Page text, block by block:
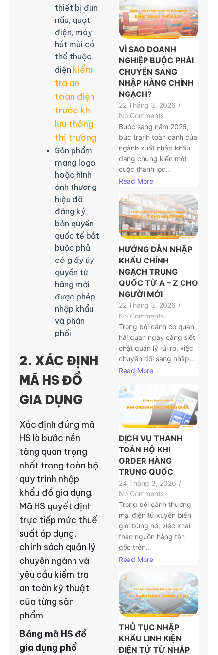
thiết bị đun
nấu, quạt
điện, máy
hút mùi có
thể thuộc
diện kiểm
tra an
toàn điện
trước khi
lưu thông
thị trường
Sản phẩm
mang logo
hoặc hình
ảnh thương
hiệu đã
đăng ký
bản quyền
quốc tế bắt
buộc phải
có giấy ủy
quyền từ
hãng mới
được phép
nhập khẩu
và phân
phối
2. XÁC ĐỊNH
MÃ HS ĐỒ
GIA DỤNG
Xác định đúng mã
HS là bước nền
tảng quan trọng
nhất trong toàn bộ
quy trình nhập
khẩu đồ gia dụng.
Mã HS quyết định
trực tiếp mức thuế
suất áp dụng,
chính sách quản lý
chuyên ngành và
yêu cầu kiểm tra
an toàn kỹ thuật
của từng sản
phẩm.
Bảng mã HS đồ
gia dụng phổ
VÌ SAO DOANH
NGHIỆP BUỘC PHẢI
CHUYỂN SANG
NHẬP HÀNG CHÍNH
NGẠCH?
22 Tháng 3, 2026 /
No Comments
Bước sang năm 2026,
bức tranh toàn cảnh của
ngành xuất nhập khẩu
đang chứng kiến một
cuộc thanh lọc…
Read More
HƯỚNG DẪN NHẬP
KHẨU CHÍNH
NGẠCH TRUNG
QUỐC TỪ A – Z CHO
NGƯỜI MỚI
22 Tháng 3, 2026 /
No Comments
Trong bối cảnh cơ quan
hải quan ngày càng siết
chặt quản lý rủi ro, việc
chuyển đổi sang nhập…
Read More
DỊCH VỤ THANH
TOÁN HỘ KHI
ORDER HÀNG
TRUNG QUỐC
24 Tháng 3, 2026 /
No Comments
Trong bối cảnh thương
mại điện tử xuyên biên
giới bùng nổ, việc khai
thác nguồn hàng tận
gốc trên…
Read More
THỦ TỤC NHẬP
KHẨU LINH KIỆN
ĐIỆN TỬ TỪ NHẬP